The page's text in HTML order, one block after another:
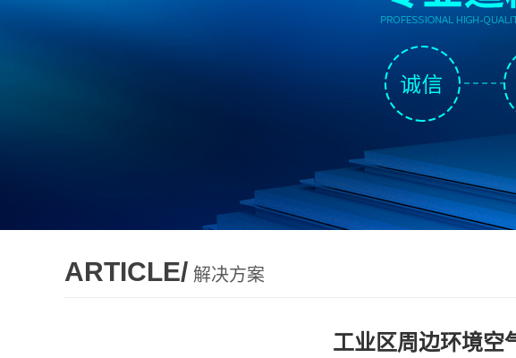
ARTICLE/ 解决方案
工业区周边环境空